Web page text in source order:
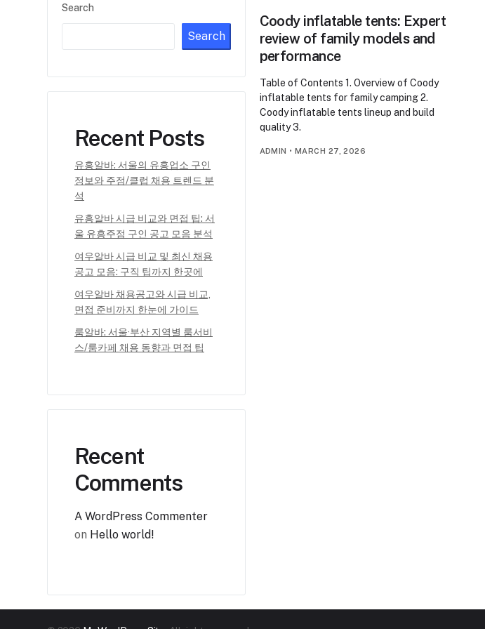
Search
Search
Recent Posts
유흥알바: 서울의 유흥업소 구인
정보와 주점/클럽 채용 트렌드 분
석
유흥알바 시급 비교와 면접 팁: 서
울 유흥주점 구인 공고 모음 분석
여우알바 시급 비교 및 최신 채용
공고 모음: 구직 팁까지 한곳에
여우알바 채용공고와 시급 비교,
면접 준비까지 한눈에 가이드
룸알바: 서울·부산 지역별 룸서비
스/룸카페 채용 동향과 면접 팁
Recent
Comments
A WordPress Commenter
on Hello world!
Coody inflatable tents: Expert
review of family models and
performance
Table of Contents 1. Overview of Coody
inflatable tents for family camping 2.
Coody inflatable tents lineup and build
quality 3.
ADMIN • MARCH 27, 2026